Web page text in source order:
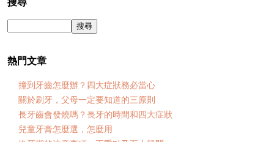
搜尋
熱門文章
撞到牙齒怎麼辦？四大症狀務必當心
關於刷牙，父母一定要知道的三原則
長牙齒會發燒嗎？長牙的時間和四大症狀
兒童牙膏怎麼選，怎麼用